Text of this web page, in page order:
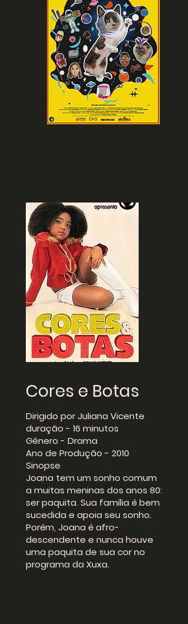
Cores e Botas
Dirigido por Juliana Vicente
duração - 16 minutos
Gênero - Drama
Ano de Produção - 2010
Sinopse
Joana tem um sonho comum
a muitas meninas dos anos 80:
ser paquita. Sua família é bem
sucedida e apoia seu sonho.
Porém, Joana é afro-
descendente e nunca houve
uma paquita de sua cor no
programa da Xuxa.